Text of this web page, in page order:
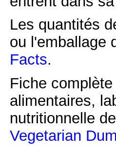
Les quantités
ou l'emballage
Facts.
Fiche
alimentaires,
nutritionnelle
Vegetarian